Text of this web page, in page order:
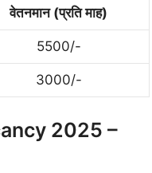
वेतनमान (प्रति माह)
5500/-
3000/-
2025 –